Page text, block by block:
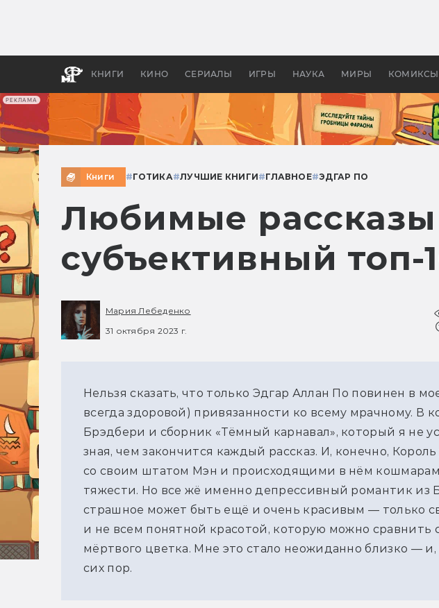
РЕКЛАМА
КНИГИ КИНО СЕРИАЛЫ ИГРЫ НАУКА МИРЫ КОМИКСЫ
апокалипсис, в России —
Книги #ГОТИКА#ЛУЧШИЕ КНИГИ#ГЛАВНОЕ#ЭДГАР ПО
Любимые рассказы
субъективный топ-
Мария Лебеденко
31 октября 2023 г.
Нельзя сказать, что только Эдгар Аллан По повинен в
всегда здоровой) привязанности ко всему мрачному. В
Брэдбери и сборник «Тёмный карнавал», который я не
зная, чем закончится каждый рассказ. И, конечно,
со своим штатом Мэн и происходящими в нём
тяжести. Но все жё именно депрессивный романтик из
страшное может быть ещё и очень красивым — только
и не всем понятной красотой, которую можно сравнить
мёртвого цветка. Мне это стало неожиданно близко —
сих пор.